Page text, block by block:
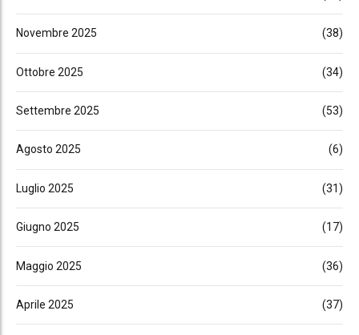
Novembre 2025 (38)
Ottobre 2025 (34)
Settembre 2025 (53)
Agosto 2025 (6)
Luglio 2025 (31)
Giugno 2025 (17)
Maggio 2025 (36)
Aprile 2025 (37)